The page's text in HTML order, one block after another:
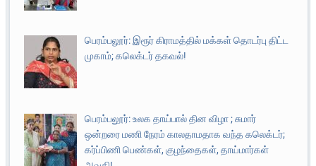
பெரம்பலூர்: இரூர் கிராமத்தில் மக்கள் தொடர்பு திட்ட
முகாம்; கலெக்டர் தகவல்!
பெரம்பலூர்: உலக தாய்பால் தின விழா ; சுமார்
ஒன்றரை மணி நேரம் காலதாமதாக வந்த கலெக்டர்;
கர்ப்பிணி பெண்கள், குழந்தைகள், தாய்மார்கள்